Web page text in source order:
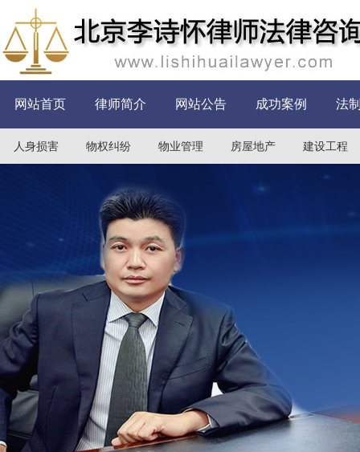
网站首页 律师简介 网站公告 成功案例 法
人身损害 物权纠纷 物业管理 房屋地产 建设工程